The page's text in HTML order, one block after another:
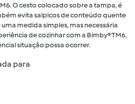
O cesto colocado sobre a tampa, é
evita salpicos de conteúdo quente
medida simples, mas necessária
de cozinhar com a Bimby® TM6,
situação possa ocorrer.
para